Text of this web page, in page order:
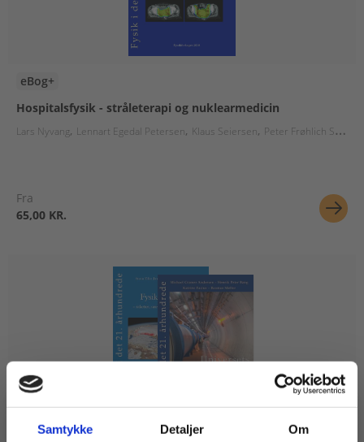
Samtykke Detaljer Om
eBog+
Hospitalsfysik - stråleterapi og nuklearmedicin
Lars Nyvang Lennart Egedal Petersen Klaus Seiersen Peter Frøhlich Staanum
Fra
65,00 KR.
Serie